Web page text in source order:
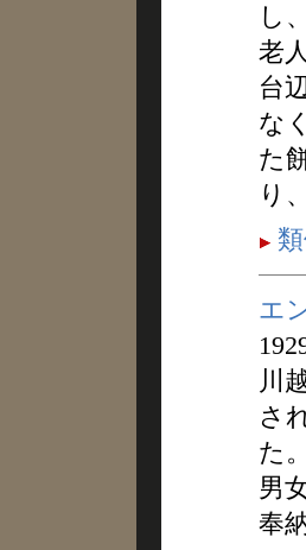
し
老
台
な
た
り
エ
川
さ
た
男
奉